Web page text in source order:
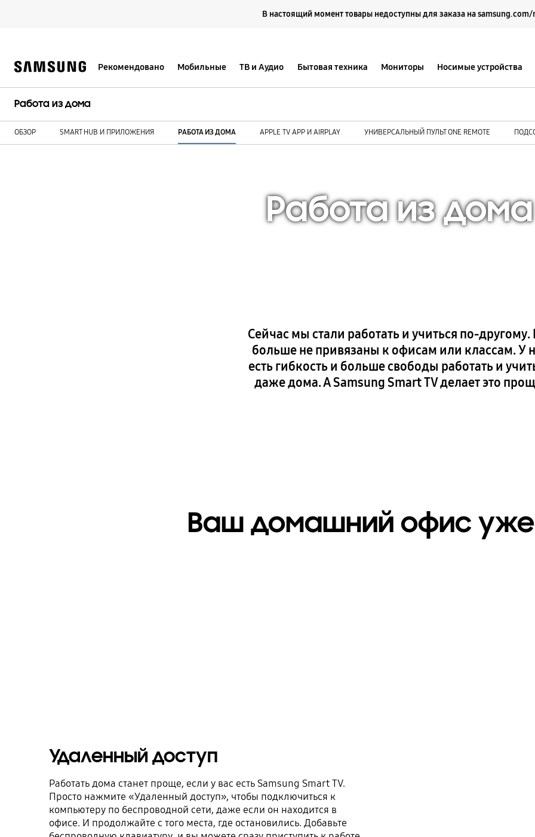
В настоящий момент товары недоступны для заказа на samsung.com/
Рекомендовано Мобильные ТВ и Аудио Бытовая техника Мониторы Носимые устройства
Работа из дома
ОБЗОР SMART HUB И ПРИЛОЖЕНИЯ РАБОТА ИЗ ДОМА APPLE TV APP И AIRPLAY УНИВЕРСАЛЬНЫЙ ПУЛЬТ ONE REMOTE
Работа из дома
Сейчас мы стали работать и учиться по-
больше не привязаны к офисам или классам. У
есть гибкость и больше свободы работать и
даже дома. А Samsung Smart TV делает это
Ваш домашний офис уже
Удаленный доступ
Работать дома станет проще, если у вас есть Samsung Smart TV.
Просто нажмите «Удаленный доступ», чтобы подключиться к
компьютеру по беспроводной сети, даже если он находится в
офисе. И продолжайте с того места, где остановились. Добавьте